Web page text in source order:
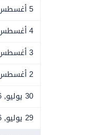
5 أغسطس, 2026
4 أغسطس, 2026
3 أغسطس, 2026
2 أغسطس, 2026
30 يوليو, 2026
29 يوليو, 2026